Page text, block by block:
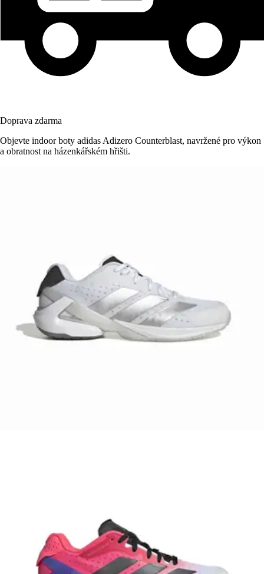
Doprava zdarma
Objevte indoor boty adidas Adizero Counterblast, navržené pro výkon
a obratnost na házenkářském hřišti.